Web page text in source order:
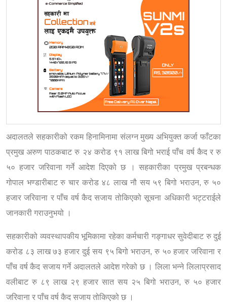
अदालतले सहकारीको रकम हिनामिनामा संलग्न मुख्य अभियुक्त कर्जा फाँटका
प्रमुख अरुण पाठकबाट रु २४ करोड ९१ लाख बिगो भराई पाँच वर्ष कैद र रु
५० हजार जरिवाना गर्ने आदेश दिएको छ । सहकारीका प्रमुख प्रबन्धक
गोपाल भण्डारीबाट रु चार करोड ४८ लाख नौ सय ५९ बिगो भराउन, रु ५०
हजार जरिवाना र पाँच वर्ष कैद सजाय तोकिएको सूचना अधिकारी भट्टराईले
जानकारी गराउनुभयो ।
सहकारीको व्यवस्थापकीय भूमिकामा रहेका कर्मचारी गङ्गाधर सुवेदीबाट रु दुई
करोड ८३ लाख ७३ हजार दुई सय ९५ बिगो भराउन, रु ५० हजार जरिवाना र
पाँच वर्ष कैद सजाय गर्ने अदालतले आदेश गरेको छ । लिला भन्ने लिलाप्रसाद
वलीबाट रु ८९ लाख २९ हजार सात सय २५ बिगो भराउन, रु ५० हजार
जरिवाना र पाँच वर्ष कैद सजाय तोकिएको छ ।